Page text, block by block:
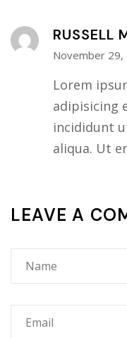
RUSSELL
November 29,
Lorem
adipisicing
incididunt
aliqua. Ut
LEAVE A